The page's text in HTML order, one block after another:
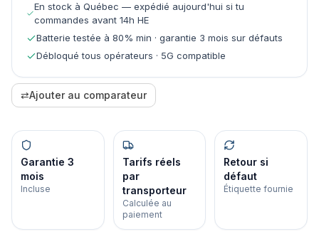
En stock à Québec — expédié aujourd'hui si tu
commandes avant 14h HE
Batterie testée à 80% min · garantie 3 mois sur défauts
Débloqué tous opérateurs · 5G compatible
⇄Ajouter au comparateur
Garantie 3
mois
Incluse
Tarifs réels
par
transporteur
Calculée au
paiement
Retour si
défaut
Étiquette fournie